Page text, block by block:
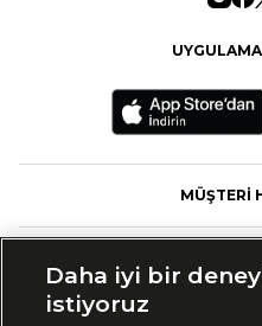
MÜŞTERİ
Daha iyi bir
istiyoruz